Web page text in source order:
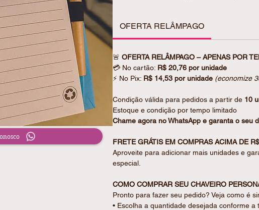
ambiental em um só produto.
• 6 blocos autoadesivos coloridos (20 folhas
• Bloco principal com 100 folhas brancas com
• Porta caneta em elástico + caneta de
• Tamanho Bloco: 15,7 x 10,6 x 1,8 cm
• Tamanho Caneta: 13,8 x 1,4 cm
• Peso (g): 134
ENCANTE EM CADA DETALHE DESDE O
Cada peça é cuidadosamente preparada
individualmente em saquinho plástico,
Para um toque ainda mais especial,
personalizado com mensagem. Consulte
OFERTA RELÂMPAGO
🚨 OFERTA RELÂMPAGO – APENAS POR
💳 No cartão: R$ 20,76 por unidade
⚡ No Pix: R$ 14,53 por unidade (economize
Condição válida para pedidos a partir de 10
Estoque e condição por tempo limitado
Chame agora no WhatsApp e garanta o seu
FRETE GRÁTIS EM COMPRAS ACIMA DE
Aproveite para adicionar mais unidades e
especial.
COMO COMPRAR SEU CHAVEIRO
Pronto para fazer seu pedido? Veja como é
• Escolha a quantidade desejada conforme a